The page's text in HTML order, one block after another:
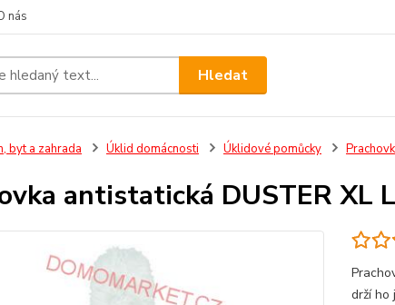
nás
Hledat
byt a zahrada Úklid domácnosti Úklidové pomůcky
antistatická DUSTER XL
drží ho